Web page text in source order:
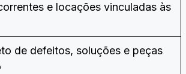
e locações vinculadas às
de defeitos, soluções e peças